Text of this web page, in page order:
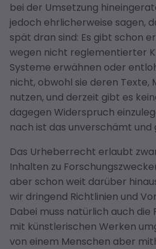
bei der Umsetzung
jedoch ehrlicherweise sagen,
spät dran sind: Es gibt schon
wegen nicht reglementierter
Systeme erwähnen oder
nicht, obwohl sie deren Texte,
nutzen, und derzeit gibt es
dagegen Widerspruch
nach ist das unverschämt und
Das Urheberrecht erlaubt
Inhalten zu
aber schon weit darüber
wir dringend Richtlinien und
Dabei muss natürlich auch die
mit künstlerischen Werken
von einem Menschen aber